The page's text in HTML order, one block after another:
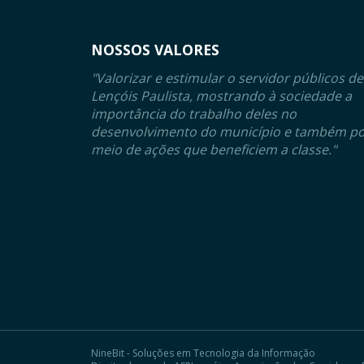
NOSSOS VALORES
"Valorizar e estimular o servidor públicos de
Lençóis Paulista, mostrando à sociedade a
importância do trabalho deles no
desenvolvimento do município e também
meio de ações que beneficiem a classe."
NineBit - Soluções em Tecnologia da Informação